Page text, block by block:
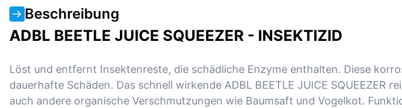
Beschreibung
ADBL BEETLE JUICE SQUEEZER - INSEKTIZID
Löst und entfernt Insektenreste, die schädliche Enzyme enthalten. Diese
dauerhafte Schäden. Das schnell wirkende ADBL BEETLE JUICE
auch andere organische Verschmutzungen wie Baumsaft und Vogelkot.